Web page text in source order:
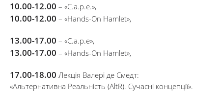
10.00-12.00 – «C.a.p.e.»,
10.00-12.00 – «Hands-On Hamlet»,
13.00-17.00 – «C.a.p.e»,
13.00-17.00 – «Hands-On Hamlet»,
17.00-18.00 Лекція Валері де Смедт:
«Альтернативна Реальність (AltR). Сучасні концепції».